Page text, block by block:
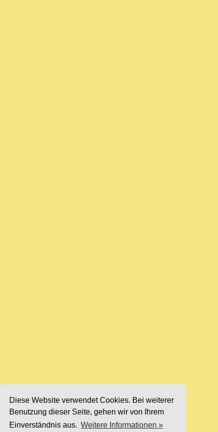
Diese Website verwendet Cookies. Bei weiterer
Benutzung dieser Seite, gehen wir von Ihrem
Einverständnis aus. Weitere Informationen »